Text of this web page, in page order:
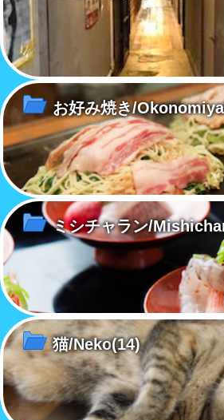
お好み焼き/
ミシチャラン/
猫/Neko(14)